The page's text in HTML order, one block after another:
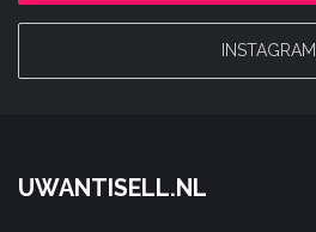
INSTAGRAM
UWANTISELL.NL